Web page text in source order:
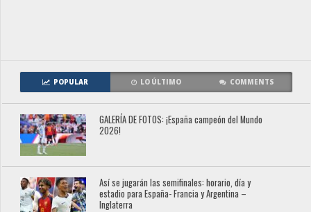
POPULAR LO ÚLTIMO COMMENTS
GALERÍA DE FOTOS: ¡España campeón del Mundo
2026!
Así se jugarán las semifinales: horario, día y
estadio para España- Francia y Argentina –
Inglaterra